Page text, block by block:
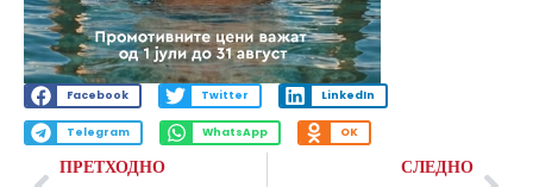
Facebook Twitter LinkedIn
Telegram WhatsApp OK
ПРЕТХОДНО СЛЕДНО